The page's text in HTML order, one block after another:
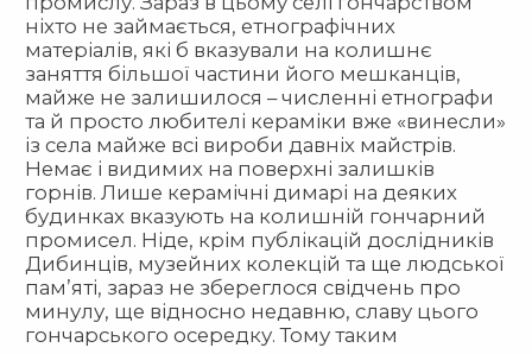
ніхто не займається, етнографічних
матеріалів, які б вказували на колишнє
заняття більшої частини його мешканців,
майже не залишилося – численні етнографи
та й просто любителі кераміки вже «винесли»
із села майже всі вироби давніх майстрів.
Немає і видимих на поверхні залишків
горнів. Лише керамічні димарі на деяких
будинках вказують на колишній гончарний
промисел. Ніде, крім публікацій дослідників
Дибинців, музейних колекцій та ще людської
пам’яті, зараз не збереглося свідчень про
минулу, ще відносно недавню, славу цього
гончарського осередку. Тому таким